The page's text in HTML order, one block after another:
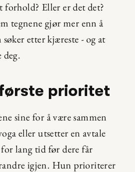
forhold? Eller er det det?
tegnene gjør mer enn å
etter kjæreste - og at
deg.
prioritet
sine for å være sammen
eller utsetter en avtale
lang tid før dere får
igjen. Hun prioriterer